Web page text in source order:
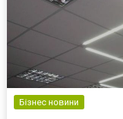
Бізнес новини